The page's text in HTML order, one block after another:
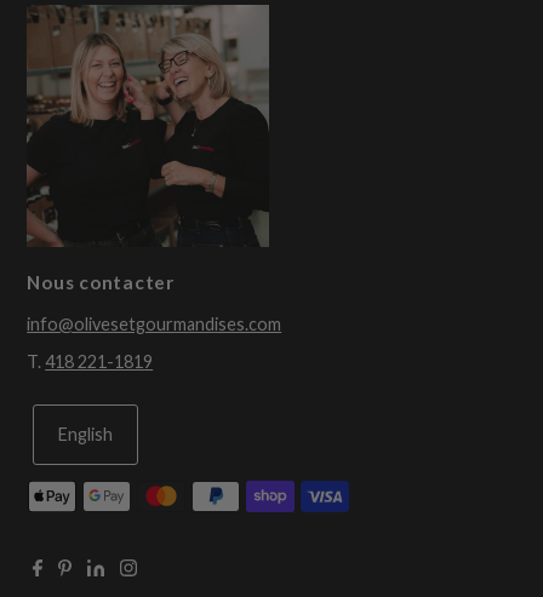
Nous contacter
info@olivesetgourmandises.com
T.418 221-1819
English